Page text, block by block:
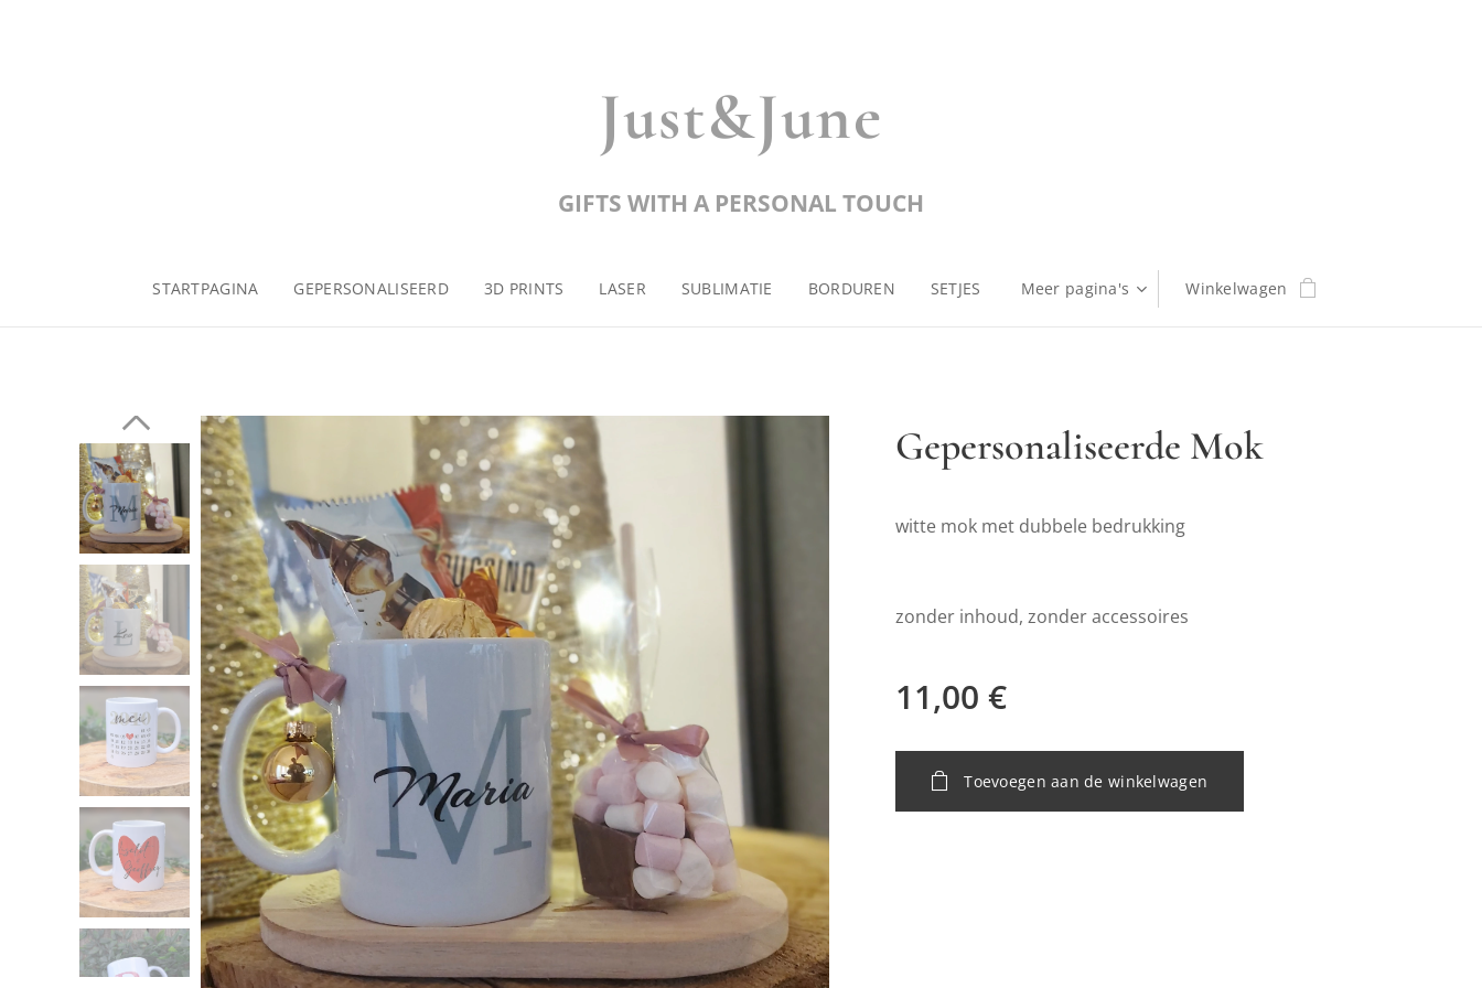
Just&June
GIFTS WITH A PERSONAL TOUCH
STARTPAGINA GEPERSONALISEERD 3D PRINTS LASER SUBLIMATIE BORDUREN SETJES Meer pagina's Winkelwagen
Gepersonaliseerde Mok
witte mok met dubbele bedrukking
zonder inhoud, zonder accessoires
11,00 €
Toevoegen aan de winkelwagen